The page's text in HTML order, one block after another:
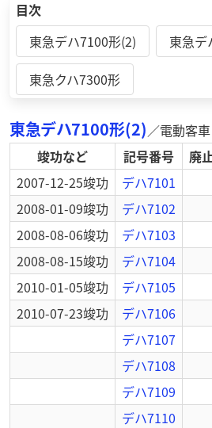
目次
東急デハ7100形(2)
東急デ
東急クハ7300形
東急デハ7100形(2)／電動客車
竣功など
記号番号
廃
2007-12-25竣功
デハ7101
2008-01-09竣功
デハ7102
2008-08-06竣功
デハ7103
2008-08-15竣功
デハ7104
2010-01-05竣功
デハ7105
2010-07-23竣功
デハ7106
デハ7107
デハ7108
デハ7109
デハ7110